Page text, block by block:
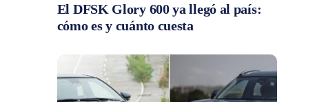
El DFSK Glory 600 ya llegó al país:
cómo es y cuánto cuesta